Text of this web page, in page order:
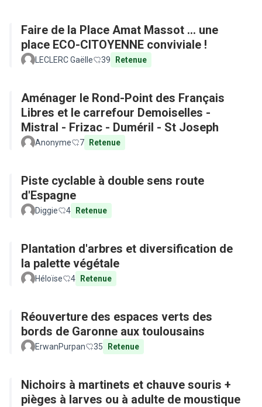
Faire de la Place Amat Massot ... une
place ECO-CITOYENNE conviviale !
LECLERC Gaëlle 39 Retenue
Aménager le Rond-Point des Français
Libres et le carrefour Demoiselles -
Mistral - Frizac - Duméril - St Joseph
Anonyme 7 Retenue
Piste cyclable à double sens route
d'Espagne
Diggie 4 Retenue
Plantation d'arbres et diversification de
la palette végétale
Héloïse 4 Retenue
Réouverture des espaces verts des
bords de Garonne aux toulousains
ErwanPurpan 35 Retenue
Nichoirs à martinets et chauve souris +
pièges à larves ou à adulte de moustique